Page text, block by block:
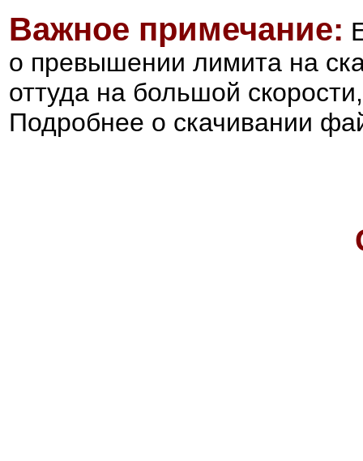
Важное примечание:
о превышении лимита на
оттуда на большой
Подробнее о скачивании